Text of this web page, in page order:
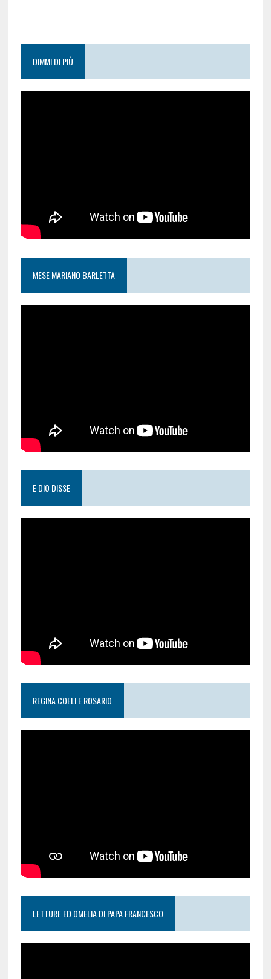
DIMMI DI PIÙ
MESE MARIANO BARLETTA
E DIO DISSE
REGINA COELI E ROSARIO
LETTURE ED OMELIA DI PAPA FRANCESCO